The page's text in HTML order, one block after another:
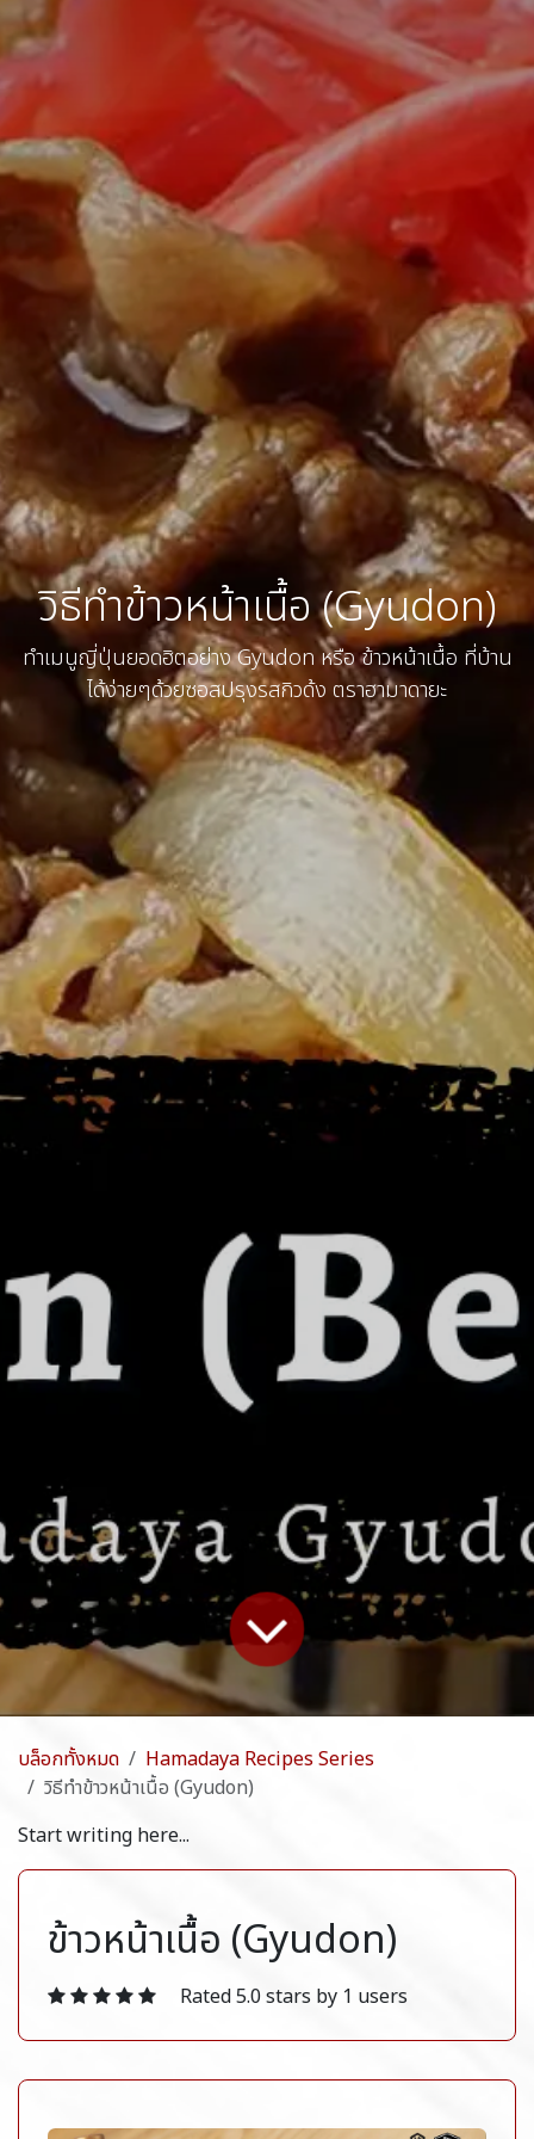
วิธีทำข้าวหน้าเนื้อ (Gyudon)
ทำเมนูญี่ปุ่นยอดฮิตอย่าง Gyudon หรือ ข้าวหน้าเนื้อ ที่บ้าน
ได้ง่ายๆด้วยซอสปรุงรสกิวด้ง ตราฮามาดายะ
บล็อกทั้งหมด
Hamadaya Recipes Series
วิธีทำข้าวหน้าเนื้อ (Gyudon)
Start writing here...
ข้าวหน้าเนื้อ (Gyudon)
Rated 5.0 stars by 1 users